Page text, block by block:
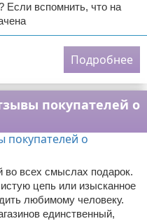
Если вспомнить, что на
Подробнее
покупателей о
всех смыслах подарок.
цепь или изысканное
любимому человеку.
единственный,